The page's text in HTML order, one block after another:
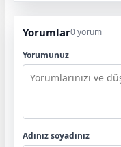
Yorumlar0 yorum
Yorumunuz
Adınız soyadınız